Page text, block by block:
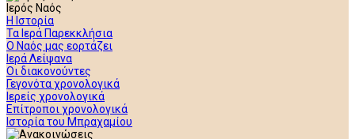
Ιερός Ναός
Η Ιστορία
Τα Ιερά Παρεκκλήσια
Ο Ναός μας εορτάζει
Ιερά Λείψανα
Οι διακονούντες
Γεγονότα χρονολογικά
Ιερείς χρονολογικά
Επίτροποι χρονολογικά
Ιστορία του Μπραχαμίου